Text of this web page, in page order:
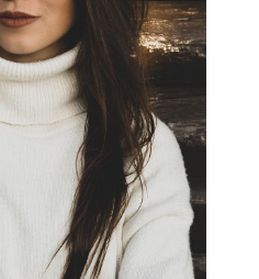
Áno
Áno
Dámske
Dioptrické
Esprit
ET17444N 545 52